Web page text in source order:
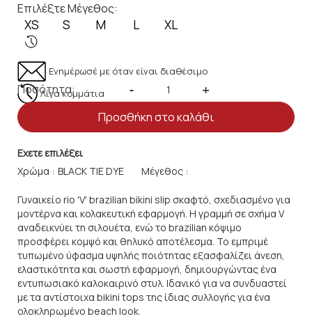
Επιλέξτε Μέγεθος:
XS S M L XL
Ενημέρωσέ με όταν είναι διαθέσιμο
Λίγα κομμάτια
Ποσότητα: - +
Προσθήκη στο καλάθι
Εχετε επιλέξει
Χρώμα :
Μέγεθος :
Γυναικείο rio 'V' brazilian bikini slip σκαφτό, σχεδιασμένο για
μοντέρνα και κολακευτική εφαρμογή. Η γραμμή σε σχήμα V
αναδεικνύει τη σιλουέτα, ενώ το brazilian κόψιμο
προσφέρει κομψό και θηλυκό αποτέλεσμα. Το εμπριμέ
τυπωμένο ύφασμα υψηλής ποιότητας εξασφαλίζει άνεση,
ελαστικότητα και σωστή εφαρμογή, δημιουργώντας ένα
εντυπωσιακό καλοκαιρινό στυλ. Ιδανικό για να συνδυαστεί
με τα αντίστοιχα bikini tops της ίδιας συλλογής για ένα
ολοκληρωμένο beach look.